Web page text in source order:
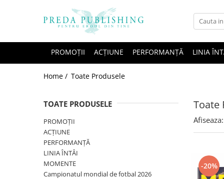
PROMOȚII ACȚIUNE PERFORMANȚĂ LINIA
Home / Toate Produsele
Toate
TOATE PRODUSELE
PROMOȚII
ACȚIUNE
PERFORMANȚĂ
LINIA ÎNTÂI
MOMENTE
Campionatul mondial de fotbal 2026
Afiseaza:
-20%